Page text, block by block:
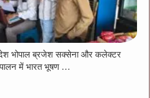
भोपाल ब्रजेश सक्सेना और कलेक्टर
के पालन में भारत भूषण …